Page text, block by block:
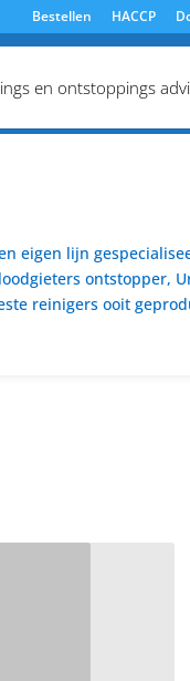
Bestellen HACCP
en ontstoppings
eigen lijn
ontstopper,
reinigers ooit